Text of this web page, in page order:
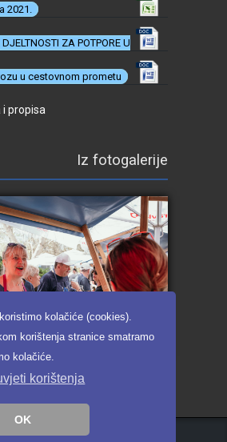
kolačiće (cookies).
korištenja stranice smatramo
kolačiće.
korištenja
OK
2021.
ZA POTPORE U
u cestovnom prometu
propisa
Iz fotogalerije
ready_galerija (175)
Zaštita privatnosti i uvjeti